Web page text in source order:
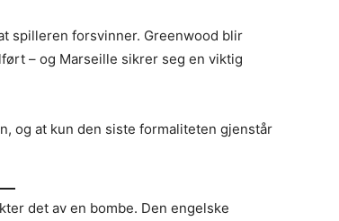
spilleren forsvinner. Greenwood blir
– og Marseille sikrer seg en viktig
og at kun den siste formaliteten gjenstår
det av en bombe. Den engelske